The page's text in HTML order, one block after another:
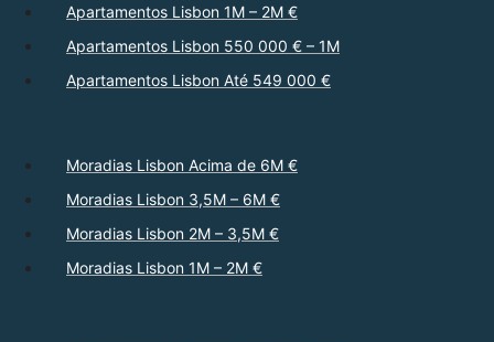
Apartamentos Lisbon 1M – 2M €
Apartamentos Lisbon 550 000 € – 1M
Apartamentos Lisbon Até 549 000 €
Moradias Lisbon Acima de 6M €
Moradias Lisbon 3,5M – 6M €
Moradias Lisbon 2M – 3,5M €
Moradias Lisbon 1M – 2M €